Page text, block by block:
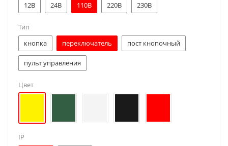
12В
24В 110В 220В 230В
Тип
кнопка
переключатель пост кнопочный
пульт управления
Цвет
IP